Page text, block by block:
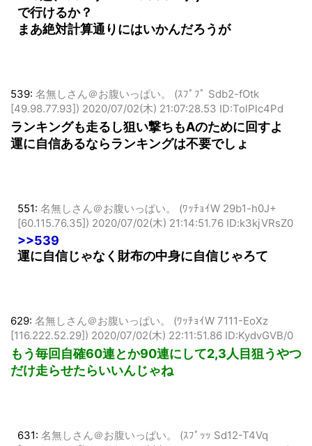
120連(250エナ×12=3000エナ)
で行けるか？
539:名無しさん＠お腹いっぱい。 (ｽﾌﾟﾌﾟ Sdb2-fOtk
[49.98.77.93])
2020/07/02(木) 21:07:28.53 ID:TolPlc4Pd
ランキングも走るし狙い撃ちもAのために回すよ
551:名無しさん＠お腹いっぱい。 (ﾜｯﾁｮｲW 29b1-h0J+
[60.115.76.35])
>>539
629:名無しさん＠お腹いっぱい。 (ﾜｯﾁｮｲW 7111-EoXz
[116.222.52.29]) 2020/07/02(木) 22:11:51.86 ID:KydvGVB/0
もう毎回自確60連とか90連にして2,3人目狙うやつ